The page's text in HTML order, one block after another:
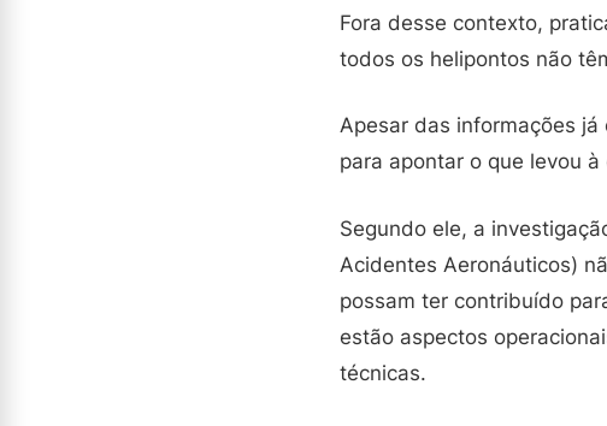
Fora desse contexto,
todos os helipontos não
Apesar das informações
para apontar o que levou à
Segundo ele, a
Acidentes Aeronáuticos)
possam ter contribuído
estão aspectos
técnicas.